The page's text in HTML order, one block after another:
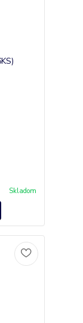
Skladom